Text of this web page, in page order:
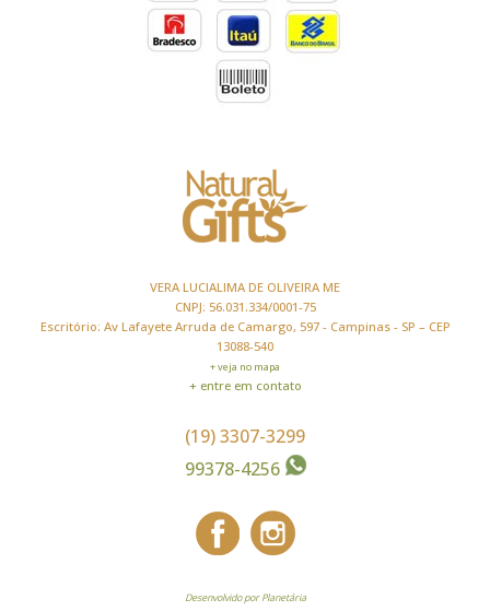
VERA LUCIALIMA DE OLIVEIRA ME
CNPJ: 56.031.334/0001-75
Escritório: Av Lafayete Arruda de Camargo, 597 - Campinas - SP – CEP
13088-540
+ veja no mapa
+ entre em contato
(19) 3307-3299
99378-4256
Desenvolvido por Planetária